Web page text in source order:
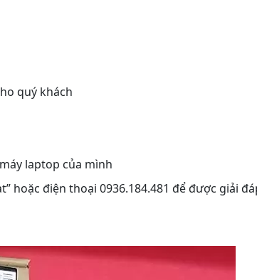
quý khách
laptop của mình
hoặc điện thoại 0936.184.481 để được giải